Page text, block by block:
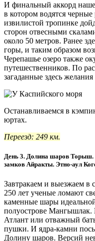
И финальный аккорд
в котором водятся
извилистой тропинке
сторон отвесными
около 50 метров. Ранее
горы, и таким образом
Черепашье озеро также
путешественников. По
загаданные здесь
Останавливаемся в
юртах.
Переезд: 249 км.
День 3. Долина шаров
замков Айракты. Этно-аул
Завтракаем и выезжаем
250 лет ученые ломают
каменные шары
полуострове Мангышлак.
Атлант или отважный
пушки. И ядра-камни
Долину шаров. Версий